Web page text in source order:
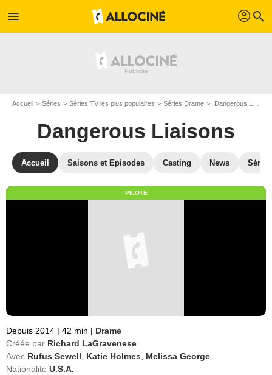
menu profil search
Accueil Séries Séries TV les plus populaires Séries Drame Dangerous Liaisons
Dangerous Liaisons
Accueil Saisons et Episodes Casting News
PILOTE
Depuis 2014 | 42 min | Drame
Créée par Richard LaGravenese
Avec Rufus Sewell Katie Holmes
Melissa George
Nationalité U.S.A.